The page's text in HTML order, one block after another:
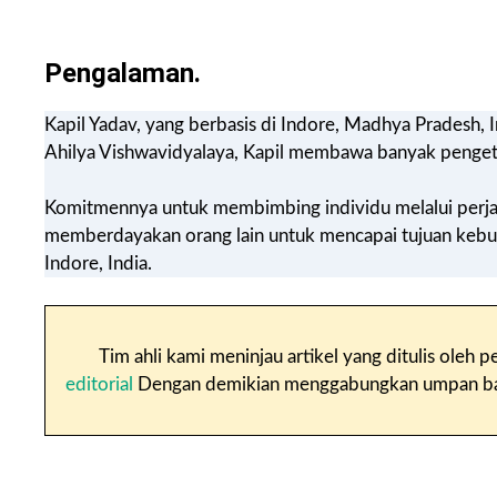
Pengalaman.
Kapil Yadav, yang berbasis di Indore, Madhya
Ahilya Vishwavidyalaya, Kapil membawa banyak
Komitmennya untuk membimbing individu melalui
memberdayakan orang lain untuk mencapai tujuan
Indore, India.
Tim ahli kami meninjau artikel yang ditulis oleh
editorial
Dengan demikian menggabungkan umpan